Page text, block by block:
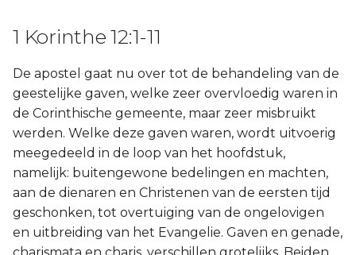
1 Korinthe 12:1-11
De apostel gaat nu over tot de behandeling van de
geestelijke gaven, welke zeer overvloedig waren in
de Corinthische gemeente, maar zeer misbruikt
werden. Welke deze gaven waren, wordt uitvoerig
meegedeeld in de loop van het hoofdstuk,
namelijk: buitengewone bedelingen en machten,
aan de dienaren en Christenen van de eersten tijd
geschonken, tot overtuiging van de ongelovigen
en uitbreiding van het Evangelie. Gaven en genade,